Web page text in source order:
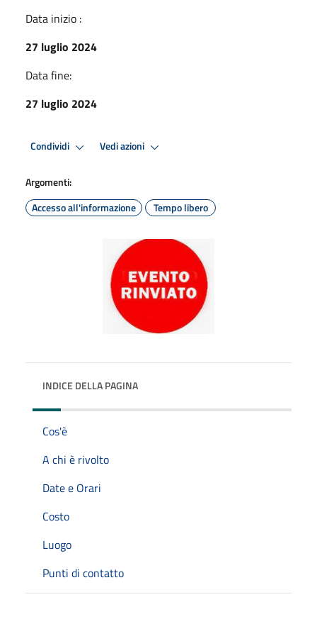
Data inizio :
27 luglio 2024
Data fine:
27 luglio 2024
Condividi Vedi azioni
Argomenti:
Accesso all'informazione
Tempo libero
INDICE DELLA PAGINA
Cos'è
A chi è rivolto
Date e Orari
Costo
Luogo
Punti di contatto